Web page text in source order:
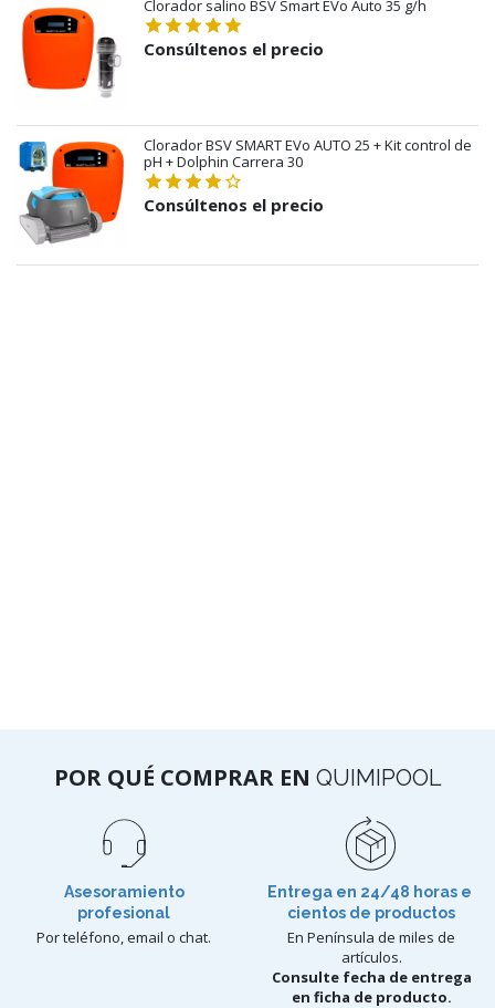
Clorador salino BSV Smart EVo Auto 35 g/h
Consúltenos el precio
Clorador BSV SMART EVo AUTO 25 + Kit control de
pH + Dolphin Carrera 30
Consúltenos el precio
POR QUÉ COMPRAR EN QUIMIPOOL
Asesoramiento
profesional
Por teléfono, email o chat.
Entrega en 24/48 horas e
cientos de productos
En Península de miles de
artículos.
Consulte fecha de entrega
en ficha de producto.